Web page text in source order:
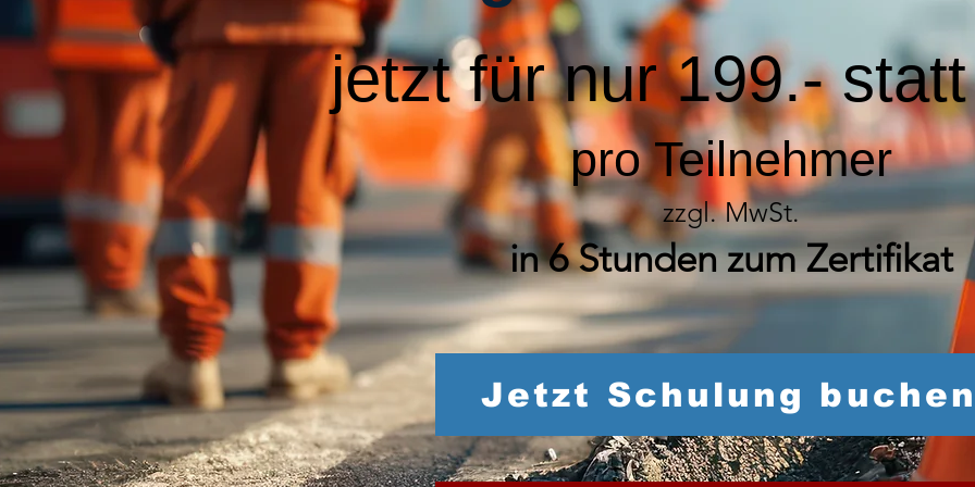
jetzt für nur 199.-
pro Teilnehmer
zzgl. MwSt.
in 6 Stunden zum Zertifikat
Jetzt Schulung